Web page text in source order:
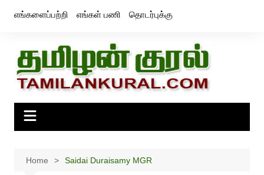
எங்களைப்பற்றி எங்கள் பணி தொடர்புக்கு
Home Saidai Duraisamy MGR